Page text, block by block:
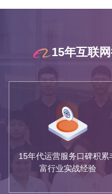
15年互联
15年代运营服务口碑积累
富行业实战经验